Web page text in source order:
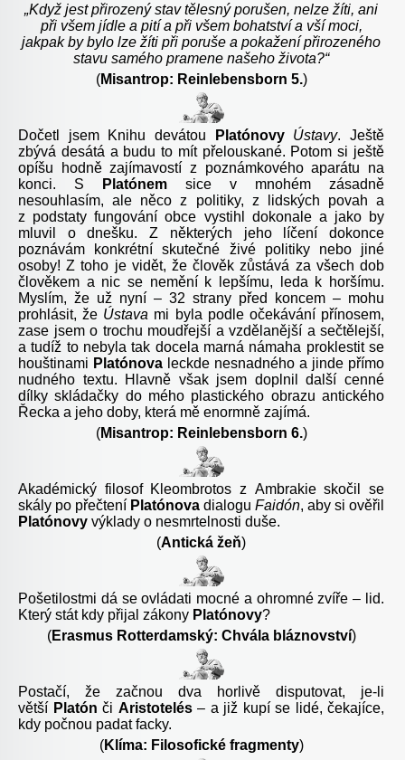
„Když jest přirozený stav tělesný porušen, nelze žíti, ani
při všem jídle a pití a při všem bohatství a vší moci,
jakpak by bylo lze žíti při poruše a pokažení přirozeného
stavu samého pramene našeho života?“
(Misantrop: Reinlebensborn 5.)
Dočetl jsem Knihu devátou Platónovy Ústavy. Ještě
zbývá desátá a budu to mít přelouskané. Potom si ještě
opíšu hodně zajímavostí z poznámkového aparátu na
konci. S
Platónem sice v mnohém zásadně
nesouhlasím, ale něco z politiky, z lidských povah a
z podstaty fungování obce vystihl dokonale a jako by
mluvil o dnešku. Z některých jeho líčení dokonce
poznávám konkrétní skutečné živé politiky nebo jiné
osoby! Z toho je vidět, že člověk zůstává za všech dob
člověkem a nic se nemění k lepšímu, leda k horšímu.
Myslím, že už nyní – 32 strany před koncem – mohu
prohlásit, že Ústava mi byla podle očekávání přínosem,
zase jsem o trochu moudřejší a vzdělanější a sečtělejší,
a tudíž to nebyla tak docela marná námaha proklestit se
houštinami Platónova leckde nesnadného a jinde přímo
nudného textu. Hlavně však jsem doplnil další cenné
dílky skládačky do mého plastického obrazu antického
Řecka a jeho doby, která mě enormně zajímá.
(Misantrop: Reinlebensborn 6.)
Akadémický filosof Kleombrotos z Ambrakieskočil se
skály po přečtení Platónova dialogu Faidón, aby si ověřil
Platónovy výklady o nesmrtelnosti duše.
(Antická žeň)
Pošetilostmi dá se ovládati mocné a ohromné zvíře – lid.
Který stát kdy přijal zákony Platónovy?
(Erasmus Rotterdamský: Chvála bláznovství)
Postačí, že začnou dva horlivě disputovat, je-li
větší Platón či Aristotelés– a již kupí se lidé, čekajíce,
kdy počnou padat facky.
(Klíma: Filosofické fragmenty)